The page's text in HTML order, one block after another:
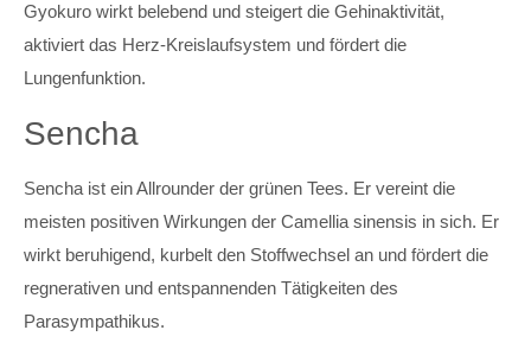
Gyokuro wirkt belebend und steigert die Gehinaktivität,
aktiviert das Herz-Kreislaufsystem und fördert die
Lungenfunktion.
Sencha
Sencha ist ein Allrounder der grünen Tees. Er vereint die
meisten positiven Wirkungen der Camellia sinensis in sich. Er
wirkt beruhigend, kurbelt den Stoffwechsel an und fördert die
regnerativen und entspannenden Tätigkeiten des
Parasympathikus.